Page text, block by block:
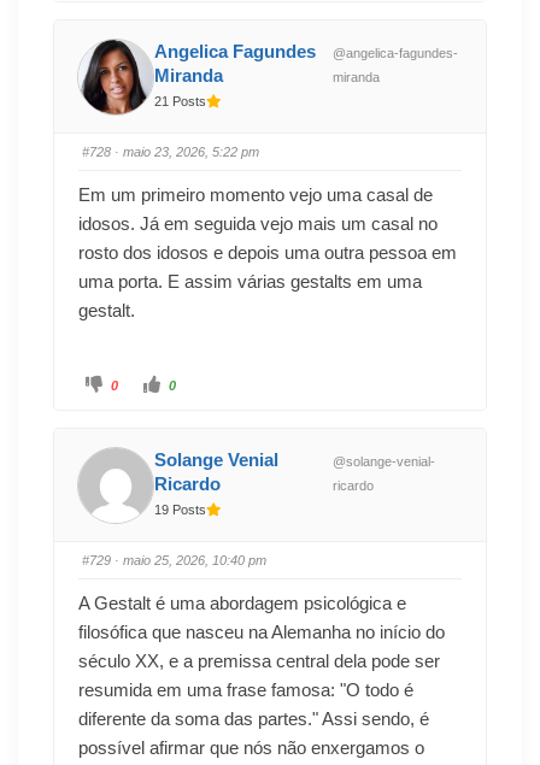
Angelica Fagundes
Miranda
@angelica-fagundes-
miranda
21 Posts
#728 · maio 23, 2026, 5:22 pm
Em um primeiro momento vejo uma casal de
idosos. Já em seguida vejo mais um casal no
rosto dos idosos e depois uma outra pessoa em
uma porta. E assim várias gestalts em uma
gestalt.
0 0
Solange Venial
Ricardo
@solange-venial-
ricardo
19 Posts
#729 · maio 25, 2026, 10:40 pm
A Gestalt é uma abordagem psicológica e
filosófica que nasceu na Alemanha no início do
século XX, e a premissa central dela pode ser
resumida em uma frase famosa: "O todo é
diferente da soma das partes." Assi sendo, é
possível afirmar que nós não enxergamos o